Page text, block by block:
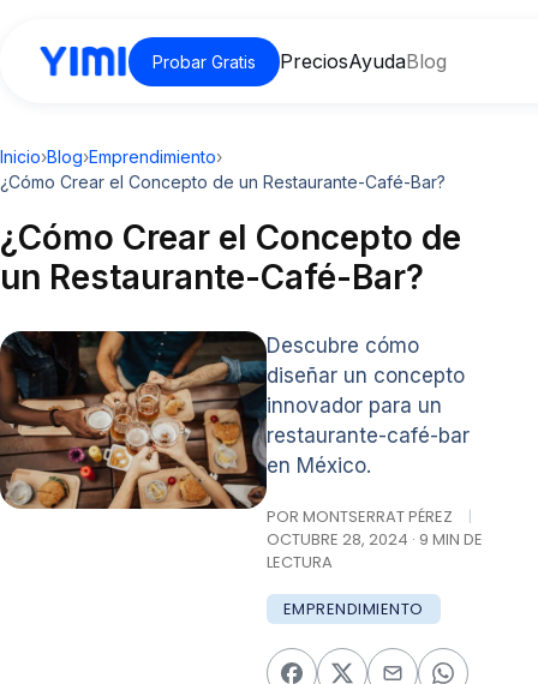
Probar Gratis PreciosAyudaBlog
Inicio›Blog›Emprendimiento›
¿Cómo Crear el Concepto de un Restaurante-Café-Bar?
¿Cómo Crear el Concepto de
un Restaurante-Café-Bar?
Descubre cómo
diseñar un concepto
innovador para un
restaurante-café-bar
en México.
POR MONTSERRAT PÉREZ
|
OCTUBRE 28, 2024 · 9 MIN DE
LECTURA
EMPRENDIMIENTO